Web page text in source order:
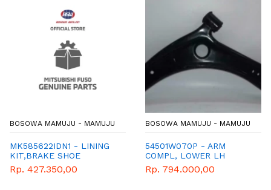
BOSOWA MAMUJU - MAMUJU
MK585622IDN1 - LINING
KIT,BRAKE SHOE
(MK585622) 320x120
Rp. 427.350,00
BOSOWA MAMUJU - MAMUJU
54501W070P - ARM
COMPL, LOWER LH
Rp. 794.000,00